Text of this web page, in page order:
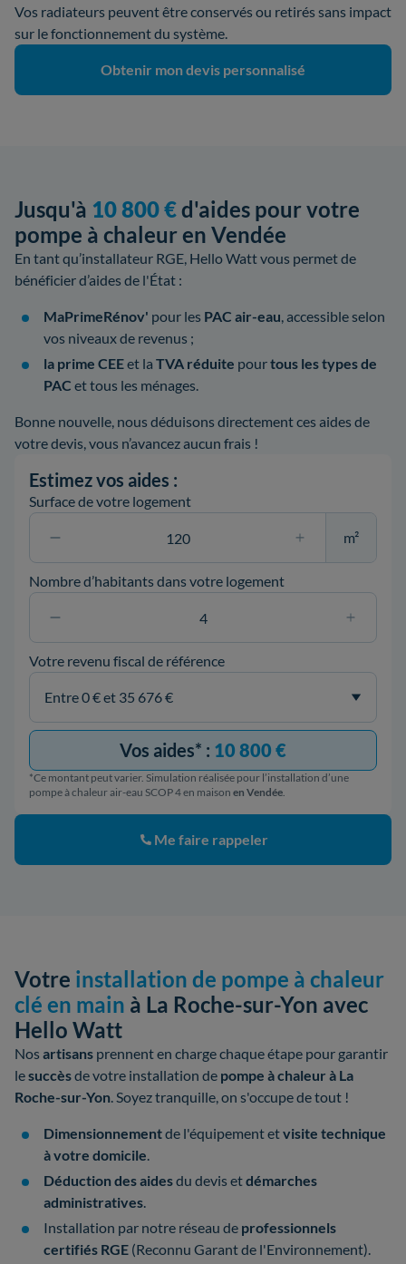
Vos radiateurs peuvent être conservés ou retirés sans impact
sur le fonctionnement du système.
Obtenir mon devis personnalisé
Jusqu'à 10 800 €d'aides pour votre
pompe à chaleur en Vendée
En tant qu’installateur RGE, Hello Watt vous permet de
bénéficier d’aides de l'État :
MaPrimeRénov' pour les PAC air-eau, accessible selon
vos niveaux de revenus ;
la prime CEEet la TVA réduite pourtous les types de
PAC et tous les ménages.
Bonne nouvelle, nous déduisons directement ces aides de
votre devis, vous n’avancez aucun frais !
Estimez vos aides :
Surface de votre logement
m²
Nombre d’habitants dans votre logement
Votre revenu fiscal de référence
Vos aides* : 10 800 €
*Ce montant peut varier. Simulation réalisée pour l’installation d’une
pompe à chaleur air-eau SCOP 4 en maison en Vendée.
Me faire rappeler
Votre installation de pompe à chaleur
clé en main à La Roche-sur-Yon avec
Hello Watt
Nosartisans prennent en charge chaque étape pour garantir
lesuccèsde votre installation de pompe à chaleur à La
Roche-sur-Yon. Soyez tranquille, on s'occupe de tout !
Dimensionnementde l'équipement etvisite technique
à votre domicile.
Déduction des aidesdu devis etdémarches
administratives.
Installation par notre réseau de professionnels
certifiés RGE (Reconnu Garant de l'Environnement).